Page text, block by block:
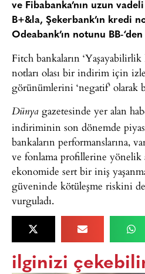
ve Fibabanka’nın uzun
B+&la, Şekerbank’ın kredi
Odeabank’ın notunu BB-
Fitch bankaların
notları olası bir indirim için
görünümlerini ‘negatif’ olarak
Dünya gazetesinde yer alan
indiriminin son dönemde
bankaların performanslarına,
ve fonlama profillerine yönelik
ekonomide sert bir iniş
güveninde kötüleşme riskini de
vurguladı.
ilginizi